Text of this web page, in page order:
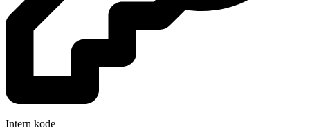
Intern kode